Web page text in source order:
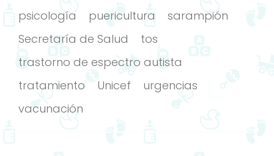
psicología puericultura
sarampión
Secretaría de Salud
tos
trastorno de espectro autista
tratamiento
Unicef
urgencias
vacunación